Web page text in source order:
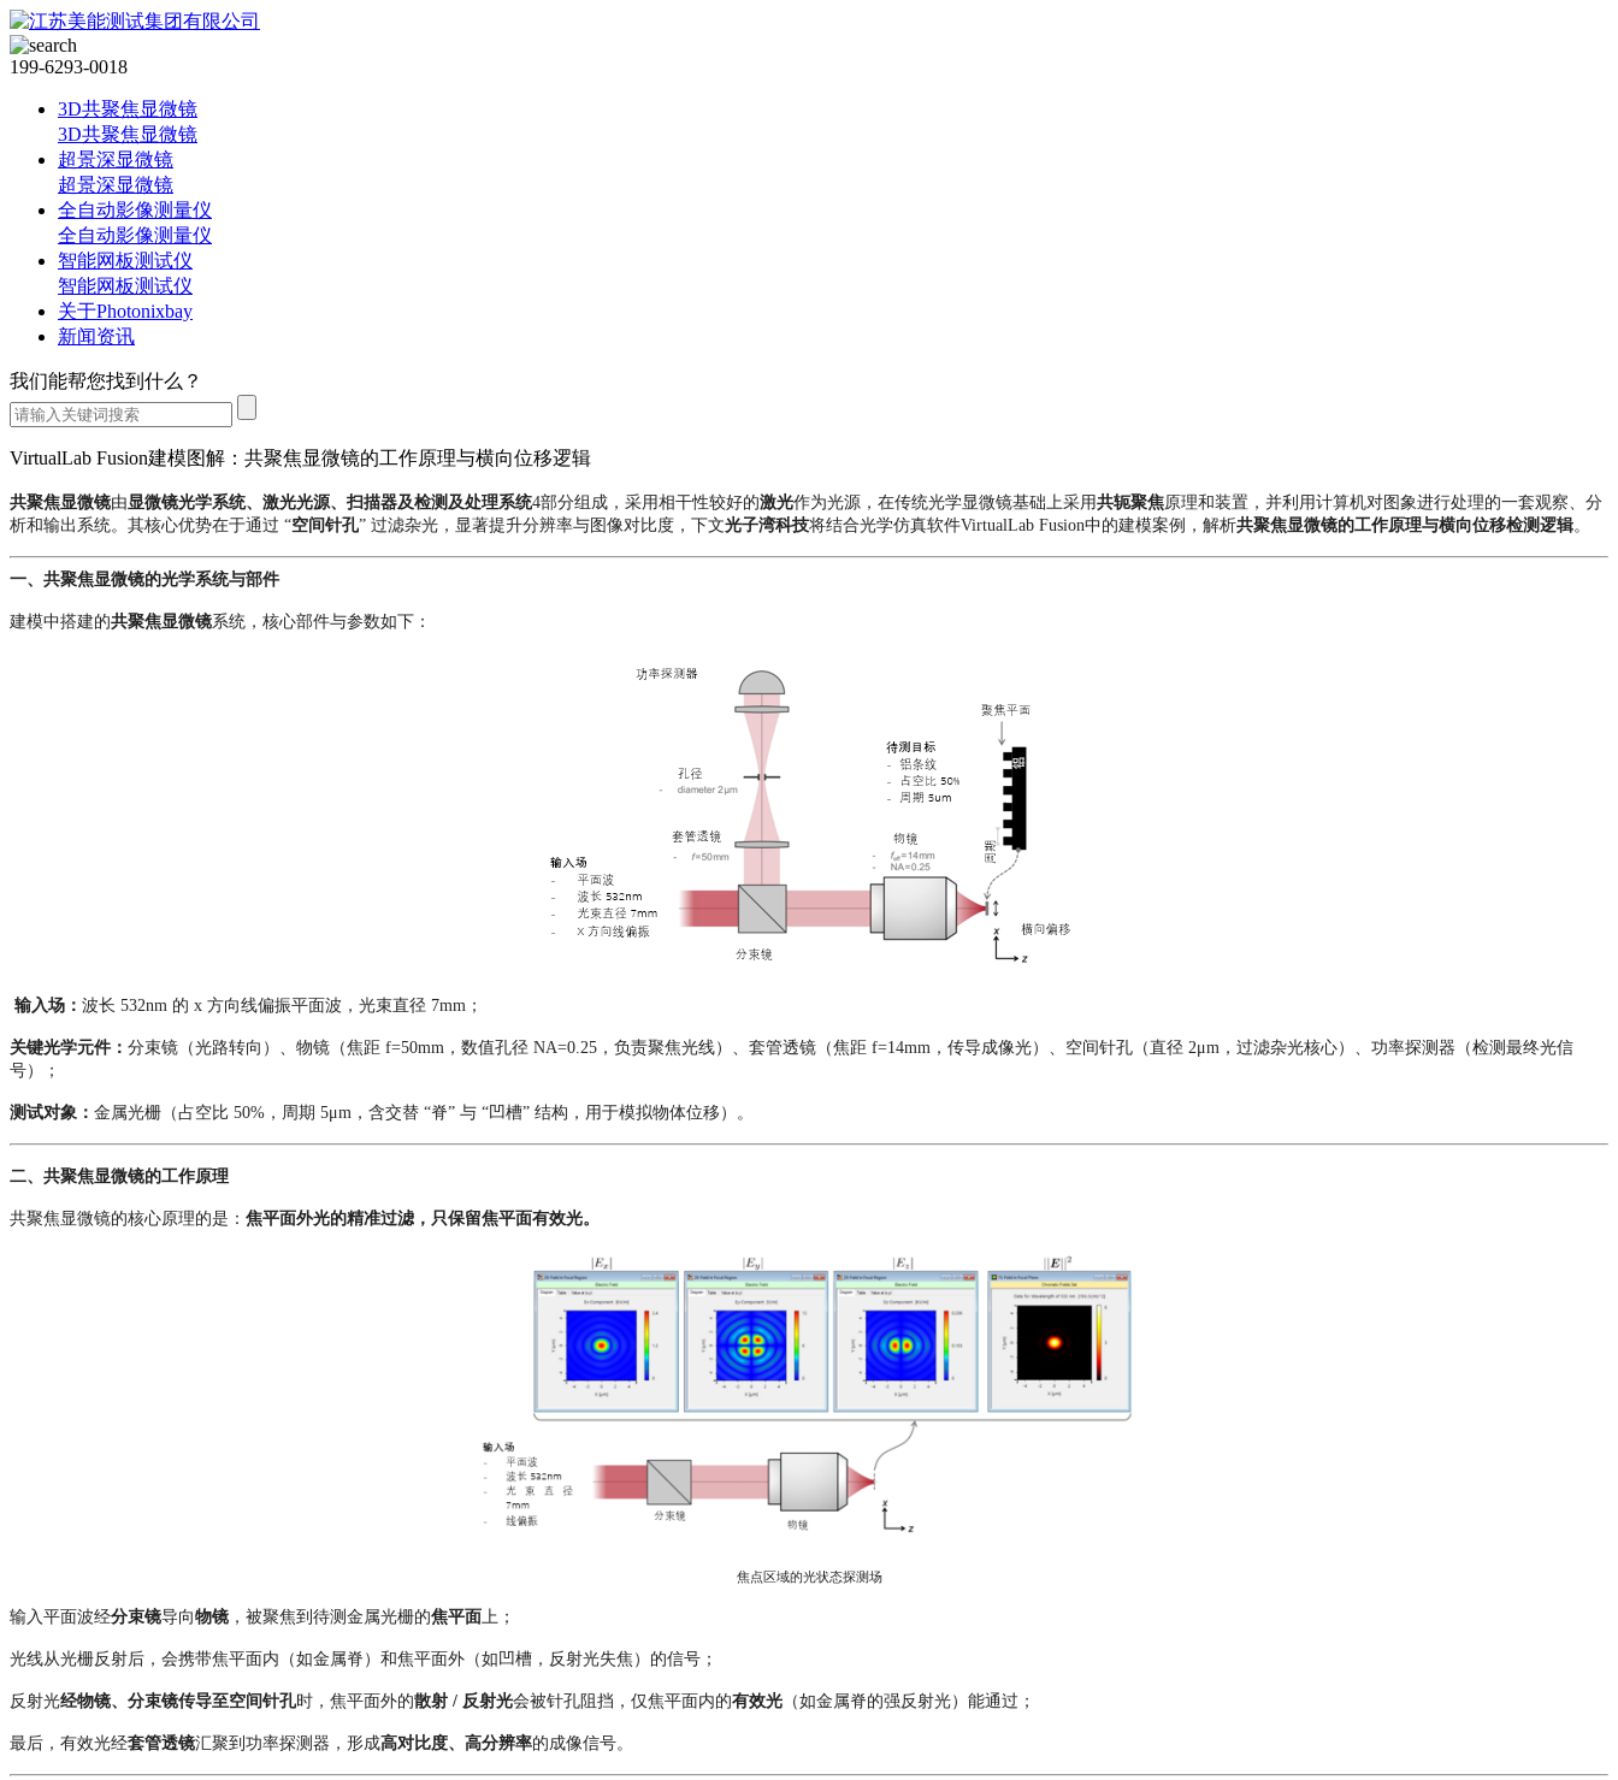
199-6293-0018
3D共聚焦显微镜
3D共聚焦显微镜
超景深显微镜
超景深显微镜
全自动影像测量仪
全自动影像测量仪
智能网板测试仪
智能网板测试仪
关于Photonixbay
新闻资讯
我们能帮您找到什么？
VirtualLab Fusion建模图解：共聚焦显微镜的工作原理与横向位移逻辑
共聚焦显微镜由显微镜光学系统、激光光源、扫描器及检测及处理系统4部分组成，采用相干性较好的激光作为光源，在传统光学显微镜基础上采用共轭聚焦原理和装置，并利用计算机对图象进行处理的一套观察、分
析和输出系统。其核心优势在于通过 “空间针孔” 过滤杂光，显著提升分辨率与图像对比度， 下文光子湾科技将结合光学仿真软件VirtualLab Fusion中的建模案例，解析共聚焦显微镜的工作原理与横向位移检测逻辑。
一、 共聚焦显微镜的光学系统与部件
建模中搭建的共聚焦显微镜系统，核心部件与参数如下：
输入场： 波长 532nm 的 x 方向线偏振平面波，光束直径 7mm；
关键光学元件： 分束镜（光路转向）、物镜（焦距 f=50mm，数值孔径 NA=0.25，负责聚焦光线）、套管透镜（焦距 f=14mm，传导成像光）、空间针孔（直径 2μm，过滤杂光核心）、功率探测器（检测最终光信
号）；
测试对象： 金属光栅（占空比 50%，周期 5μm，含交替 “脊” 与 “凹槽” 结构，用于模拟物体位移）。
二、共聚焦显微镜的工作原理
共聚焦显微镜的核心原理的是 ： 焦平面外光的精准过滤 ， 只保留焦平面有效光。
焦点区域的光状态探测场
输入平面波经分束镜导向物镜 ，被聚焦到待测金属光栅的焦平面上；
光线从光栅反射后，会携带焦平面内（如金属脊）和焦平面外（如凹槽，反射光失焦）的信号；
反射光经物镜、分束镜传导至空间针孔时，焦平面外的散射 / 反射光会被针孔阻挡，仅焦平面内的有效光 （如金属脊的强反射光）能通过；
最后，有效光经套管透镜汇聚到功率探测器，形成高对比度、高分辨率的成像信号。